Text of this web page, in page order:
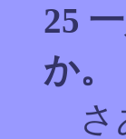
25
か。